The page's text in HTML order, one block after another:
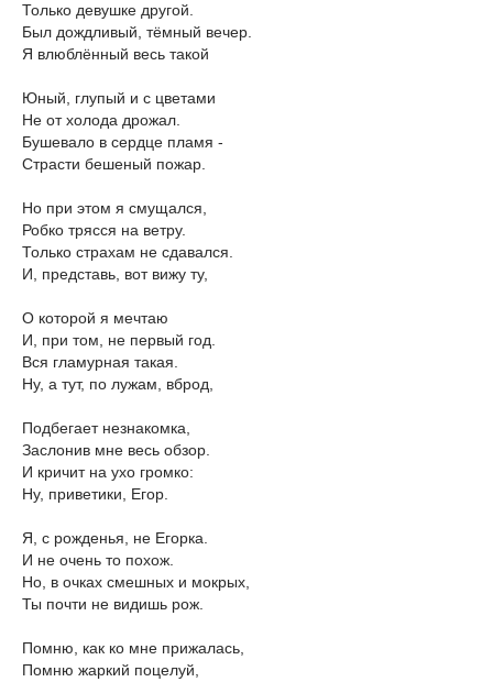
Только девушке другой.
Был дождливый, тёмный вечер.
Я влюблённый весь такой
Юный, глупый и с цветами
Не от холода дрожал.
Бушевало в сердце пламя -
Страсти бешеный пожар.
Но при этом я смущался,
Робко трясся на ветру.
Только страхам не сдавался.
И, представь, вот вижу ту,
О которой я мечтаю
И, при том, не первый год.
Вся гламурная такая.
Ну, а тут, по лужам, вброд,
Подбегает незнакомка,
Заслонив мне весь обзор.
И кричит на ухо громко:
Ну, приветики, Егор.
Я, с рожденья, не Егорка.
И не очень то похож.
Но, в очках смешных и мокрых,
Ты почти не видишь рож.
Помню, как ко мне прижалась,
Помню жаркий поцелуй,